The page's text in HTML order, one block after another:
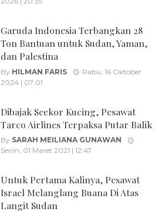
Garuda Indonesia Terbangkan 28
Ton Bantuan untuk Sudan, Yaman,
dan Palestina
By HILMAN FARIS
Rabu, 16 Oktober
2024 | 07:01
Dibajak Seekor Kucing, Pesawat
Tarco Airlines Terpaksa Putar Balik
By SARAH MEILIANA GUNAWAN
Senin, 01 Maret 2021 | 12:47
Untuk Pertama Kalinya, Pesawat
Israel Melanglang Buana Di Atas
Langit Sudan